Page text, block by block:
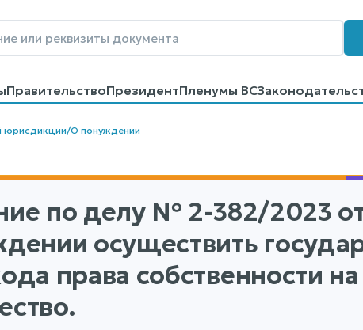
ПравительствоПрезидентПленумы ВС
КонтактыПомощьПоиск
/О понуждении
по делу № 2-382/2023
осуществить
права собственности